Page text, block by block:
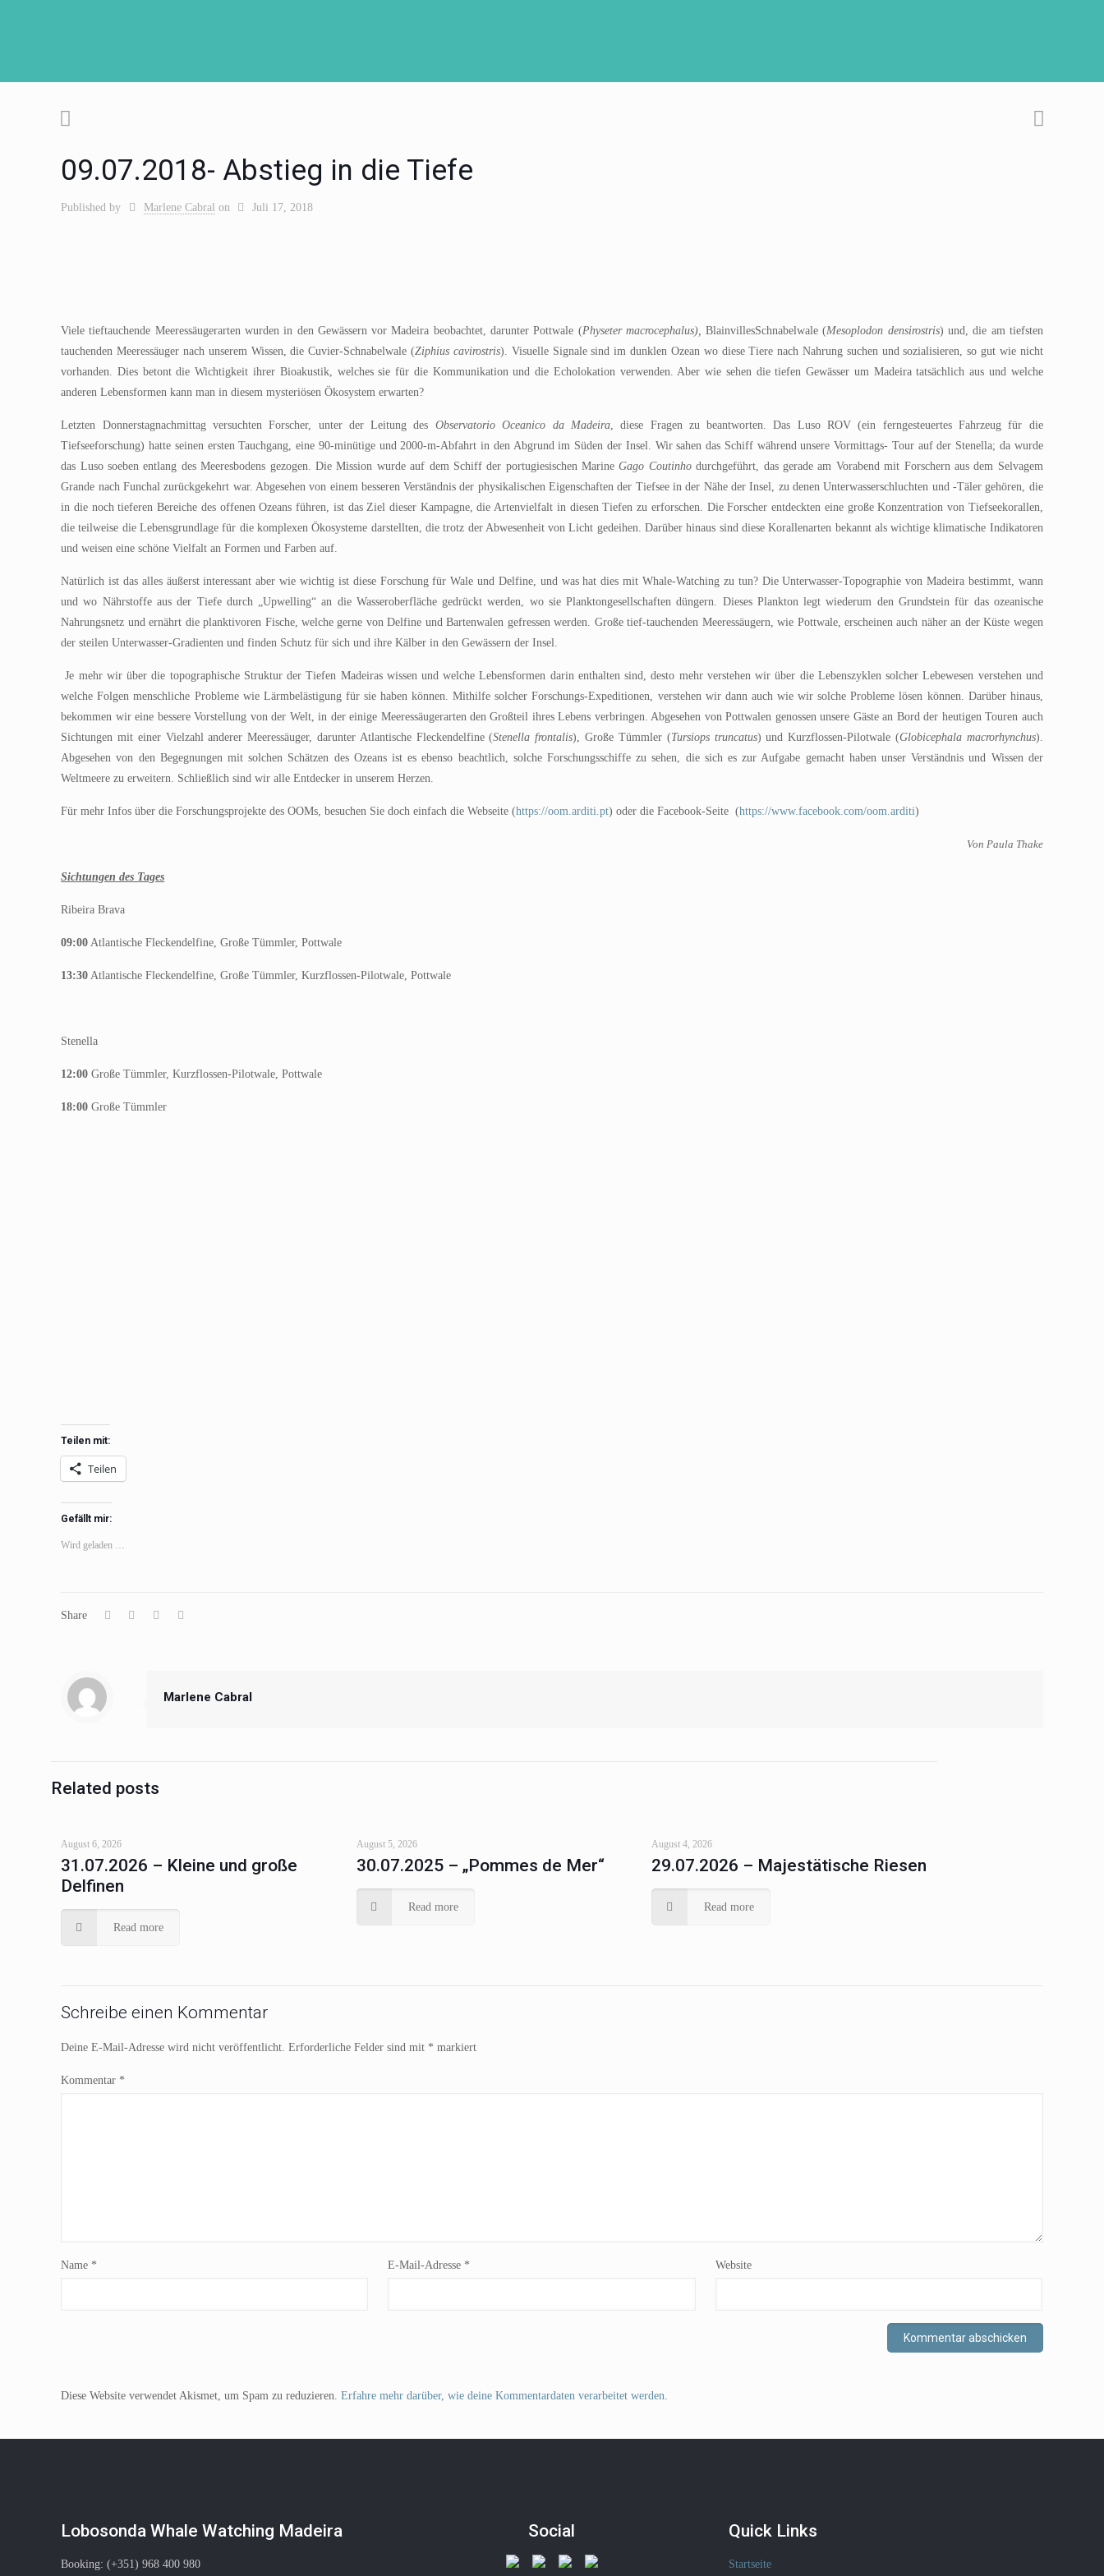
09.07.2018- Abstieg in die Tiefe
Published by Marlene Cabral on Juli 17, 2018
Viele tieftauchende Meeressäugerarten wurden in den Gewässern vor Madeira beobachtet, darunter Pottwale (Physeter macrocephalus),BlainvillesSchnabelwale (Mesoplodon densirostris) und, die am tiefsten
tauchenden Meeressäuger nach unserem Wissen, die Cuvier-Schnabelwale (Ziphius cavirostris). Visuelle Signale sind im dunklen Ozean wo diese Tiere nach Nahrung suchen und sozialisieren, so gut wie nicht
vorhanden. Dies betont die Wichtigkeit ihrer Bioakustik, welches sie für die Kommunikation und die Echolokation verwenden. Aber wie sehen die tiefen Gewässer um Madeira tatsächlich aus und welche
anderen Lebensformen kann man in diesem mysteriösen Ökosystem erwarten?
Letzten Donnerstagnachmittag versuchten Forscher, unter der Leitung des Observatorio Oceanico da Madeira, diese Fragen zu beantworten. Das Luso ROV (ein ferngesteuertes Fahrzeug für die
Tiefseeforschung) hatte seinen ersten Tauchgang, eine 90-minütige und 2000-m-Abfahrt in den Abgrund im Süden der Insel. Wir sahen das Schiff während unsere Vormittags- Tour auf der Stenella; da wurde
das Luso soeben entlang des Meeresbodens gezogen. Die Mission wurde auf dem Schiff der portugiesischen MarineGago Coutinhodurchgeführt, das gerade am Vorabend mit Forschern aus dem Selvagem
Grande nach Funchal zurückgekehrt war. Abgesehen von einem besseren Verständnis der physikalischen Eigenschaften der Tiefsee in der Nähe der Insel, zu denen Unterwasserschluchten und -Täler gehören, die
in die noch tieferen Bereiche des offenen Ozeans führen, ist das Ziel dieser Kampagne, die Artenvielfalt in diesen Tiefen zu erforschen. Die Forscher entdeckten eine große Konzentration von Tiefseekorallen,
die teilweise die Lebensgrundlage für die komplexen Ökosysteme darstellten, die trotz der Abwesenheit von Licht gedeihen. Darüber hinaus sind diese Korallenarten bekannt als wichtige klimatische Indikatoren
und weisen eine schöne Vielfalt an Formen und Farben auf.
Natürlich ist das alles äußerst interessant aber wie wichtig ist diese Forschung für Wale und Delfine, und was hat dies mit Whale-Watching zu tun? Die Unterwasser-Topographie von Madeira bestimmt, wann
und wo Nährstoffe aus der Tiefe durch „Upwelling“ an die Wasseroberfläche gedrückt werden, wo sie Planktongesellschaften düngern. Dieses Plankton legt wiederum den Grundstein für das ozeanische
Nahrungsnetz und ernährt die planktivoren Fische, welche gerne von Delfine und Bartenwalen gefressen werden. Große tief-tauchenden Meeressäugern, wie Pottwale, erscheinen auch näher an der Küste wegen
der steilen Unterwasser-Gradienten und finden Schutz für sich und ihre Kälber in den Gewässern der Insel.
Je mehr wir über die topographische Struktur der Tiefen Madeiras wissen und welche Lebensformen darin enthalten sind, desto mehr verstehen wir über die Lebenszyklen solcher Lebewesen verstehen und
welche Folgen menschliche Probleme wie Lärmbelästigung für sie haben können. Mithilfe solcher Forschungs-Expeditionen, verstehen wir dann auch wie wir solche Probleme lösen können. Darüber hinaus,
bekommen wir eine bessere Vorstellung von der Welt, in der einige Meeressäugerarten den Großteil ihres Lebens verbringen. Abgesehen von Pottwalen genossen unsere Gäste an Bord der heutigen Touren auch
Sichtungen mit einer Vielzahl anderer Meeressäuger, darunter Atlantische Fleckendelfine (Stenella frontalis), Große Tümmler (Tursiops truncatus) und Kurzflossen-Pilotwale (Globicephala macrorhynchus).
Abgesehen von den Begegnungen mit solchen Schätzen des Ozeans ist es ebenso beachtlich, solche Forschungsschiffe zu sehen, die sich es zur Aufgabe gemacht haben unser Verständnis und Wissen der
Weltmeere zu erweitern. Schließlich sind wir alle Entdecker in unserem Herzen.
Für mehr Infos über die Forschungsprojekte des OOMs, besuchen Sie doch einfach die Webseite (https://oom.arditi.pt) oder die Facebook-Seite (https://www.facebook.com/oom.arditi)
Von Paula Thake
Sichtungen des Tages
Ribeira Brava
09:00 Atlantische Fleckendelfine, Große Tümmler, Pottwale
13:30 Atlantische Fleckendelfine, Große Tümmler, Kurzflossen-Pilotwale, Pottwale
Stenella
12:00 Große Tümmler, Kurzflossen-Pilotwale, Pottwale
18:00 Große Tümmler
Teilen mit:
Teilen
Gefällt mir:
Wird geladen …
Share
Marlene Cabral
Related posts
August 6, 2026
31.07.2026 – Kleine und große
Delfinen
Read more
August 5, 2026
30.07.2025 – „Pommes de Mer“
Read more
August 4, 2026
29.07.2026 – Majestätische Riesen
Read more
Schreibe einen Kommentar
Deine E-Mail-Adresse wird nicht veröffentlicht. Erforderliche Felder sind mit * markiert
Kommentar *
Name * E-Mail-Adresse * Website
Diese Website verwendet Akismet, um Spam zu reduzieren. Erfahre mehr darüber, wie deine Kommentardaten verarbeitet werden
Lobosonda Whale Watching Madeira
Booking: (+351) 968 400 980
Social Quick Links
Startseite